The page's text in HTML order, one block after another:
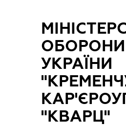
ОБОРОНИ
УКРАЇНИ
"КВАРЦ"